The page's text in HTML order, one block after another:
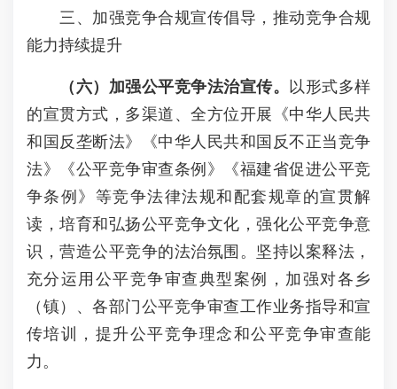
三、加强竞争合规宣传倡导，推动竞争合规
能力持续提升
（ 六） 加强公平竞争法治宣传。
以形式多样
的宣贯方式，多渠道、全方位开展《中华人民共
和国反垄断法》《中华人民共和国反不正当竞争
法》《公平竞争审查条例》《福建省促进公平竞
争条例》等竞争法律法规和配套规章的宣贯解
读，培育和弘扬公平竞争文化，强化公平竞争意
识，营造公平竞争的法治氛围。坚持以案释法，
充分运用公平竞争审查典型案例，加强对各乡
（镇）、各部门公平竞争审查工作业务指导和宣
传培训，提升公平竞争理念和公平竞争审查能
力。